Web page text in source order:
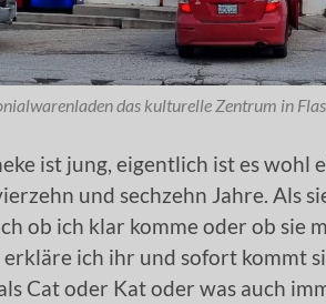
das kulturelle Zentrum in
ist jung, eigentlich ist es wohl
und sechzehn Jahre. Als
ob ich klar komme oder ob sie
erkläre ich ihr und sofort kommt
Cat oder Kat oder was auch